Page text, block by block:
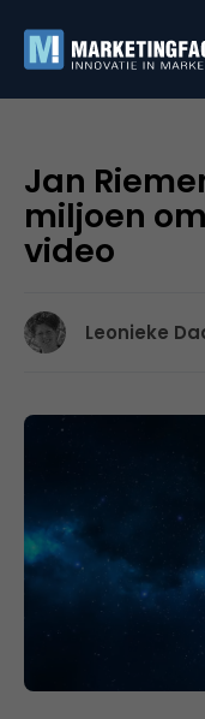
Jan
miljoen
video
Leonieke